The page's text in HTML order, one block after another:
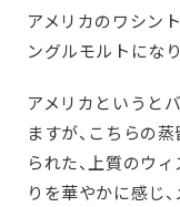
アメリカのワシン
ングルモルトにな
アメリカというと
ますが、こちらの
られた、上質のウ
りを華やかに感じ